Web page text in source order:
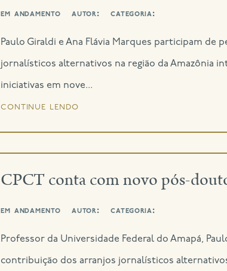
em andamento autor: categoria:
Paulo Giraldi e Ana Flávia Marques participam de
jornalísticos alternativos na região da Amazônia
iniciativas em nove...
continue lendo
CPCT conta com novo pós-
em andamento autor: categoria:
Professor da Universidade Federal do Amapá,
contribuição dos arranjos jornalísticos